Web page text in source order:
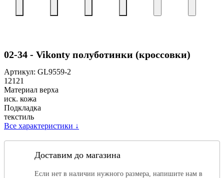
02-34 - Vikonty полуботинки (кроссовки)
Артикул: GL9559-2
12121
Материал верха
иск. кожа
Подкладка
текстиль
Все характеристики ↓
Доставим до магазина
Если нет в наличии нужного размера, напишите нам в